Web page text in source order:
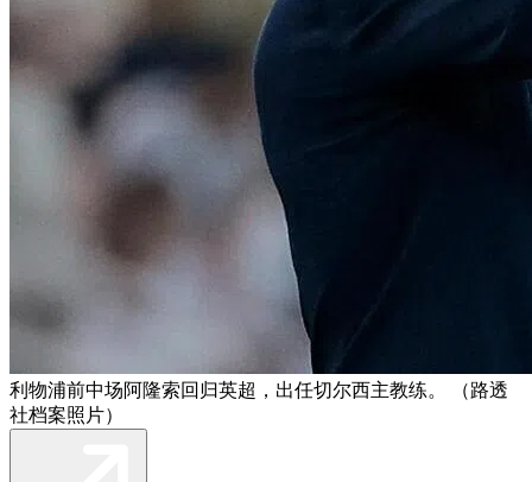
利物浦前中场阿隆索回归英超，出任切尔西主教练。 （路透
社档案照片）